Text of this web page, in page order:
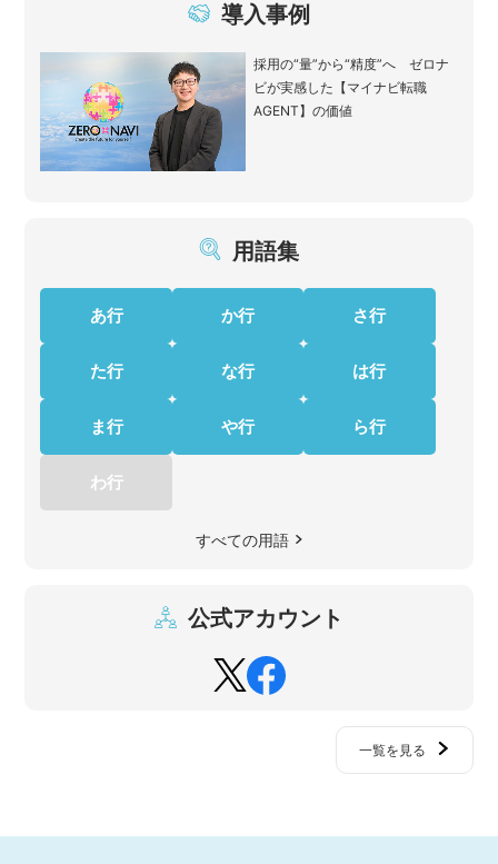
導入事例
採用の“量”から“精度”へ ゼロナ
ビが実感した【マイナビ転職
AGENT】の価値
用語集
あ行 か行 さ行
た行 な行 は行
ま行 や行 ら行
わ行
すべての用語
公式アカウント
一覧を見る